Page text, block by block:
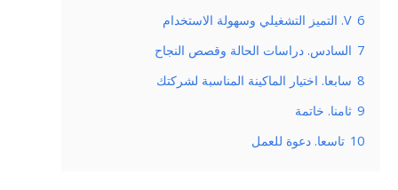
6 V. التميز التشغيلي وسهولة الاستخدام
7 السادس. دراسات الحالة وقصص النجاح
8 سابعا. اختيار الماكينة المناسبة لشركتك
9 ثامنا. خاتمة
10 تاسعا. دعوة للعمل